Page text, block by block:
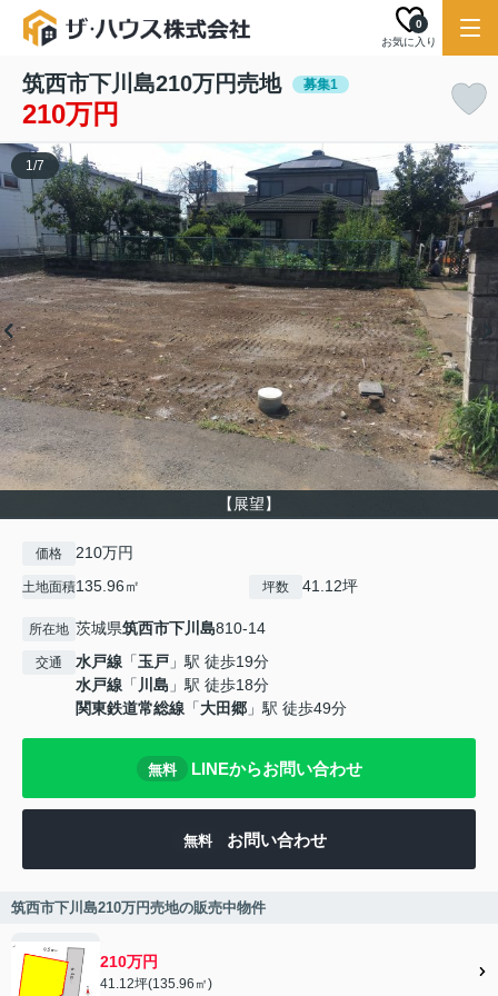
お気に入り
0
筑西市下川島210万円売地 募集1
210万円
【展望】
1/7
価格 210万円
土地面積135.96㎡ 坪数 41.12坪
所在地 茨城県筑西市下川島810-14
交通 水戸線 「玉戸 」駅 徒歩19分
水戸線 「 川島 」駅 徒歩18分
関東鉄道常総線 「大田郷 」駅 徒歩49分
無料 LINEからお問い合わせ
無料 お問い合わせ
筑西市下川島210万円売地の販売中物件
210万円
41.12坪(135.96㎡)